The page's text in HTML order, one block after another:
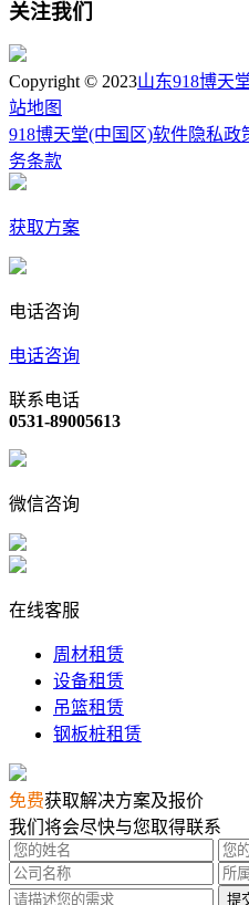
关注我们
Copyright © 2023山东918博天
站地图
918博天堂(中国区)软件隐私政
务条款
获取方案
电话咨询
电话咨询
联系电话
0531-89005613
微信咨询
在线客服
周材租赁
设备租赁
吊篮租赁
钢板桩租赁
免费获取解决方案及报价
我们将会尽快与您取得联系
提